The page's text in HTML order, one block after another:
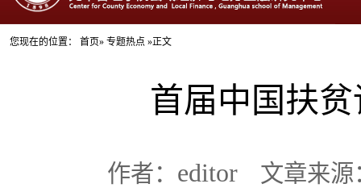
您现在的位置： 首页» 专题热点 »正文
首届中国扶
作者： editor 文章来源